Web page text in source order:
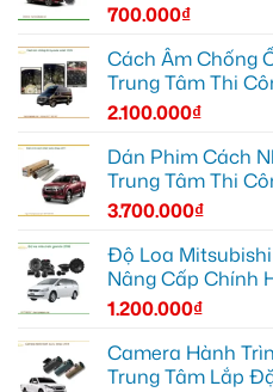
700.000₫
Cách Âm Chống
Trung Tâm Thi
2.100.000₫
Dán Phim Cách
Trung Tâm Thi
3.700.000₫
Độ Loa
Nâng Cấp Chính
1.200.000₫
Camera Hành
Trung Tâm Lắp